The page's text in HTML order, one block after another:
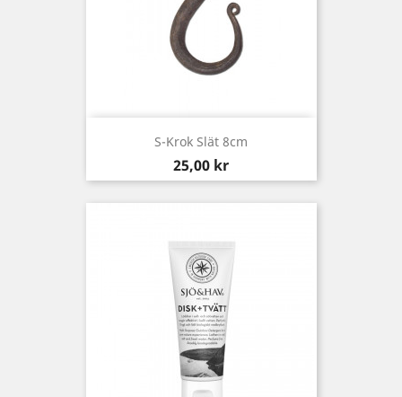
S-Krok Slät 8cm
Pris
25,00 kr